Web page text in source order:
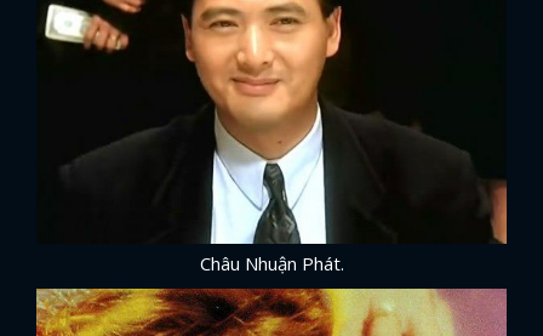
Châu Nhuận Phát.